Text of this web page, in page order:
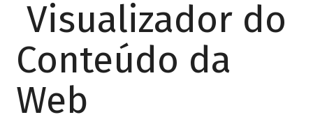
Visualizador do
Conteúdo da
Web